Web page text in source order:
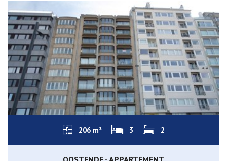
206 m² 3 2